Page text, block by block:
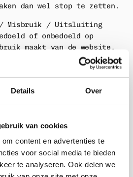
Details Over
van cookies
content en advertenties te
voor social media te bieden
te analyseren. Ook delen we
dan wel stop te zetten.
Misbruik / Uitsluiting
of onbedoeld op
maakt van de website,
waarschuwing worden
algemene voorwaarden
gebruik of gebruik dat niet
aan normaal persoonlijk
op een vorm van